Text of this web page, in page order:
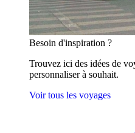
Besoin d'inspiration ?
Trouvez ici des idées de
personnaliser à souhait.
Voir tous les voyages